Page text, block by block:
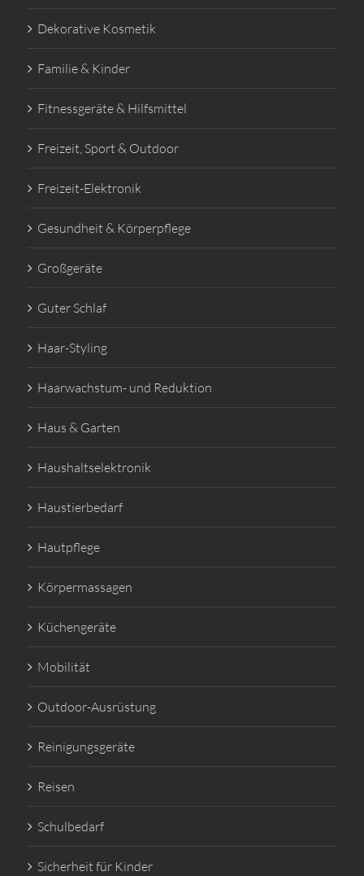
Dekorative Kosmetik
Familie & Kinder
Fitnessgeräte & Hilfsmittel
Freizeit, Sport & Outdoor
Freizeit-Elektronik
Gesundheit & Körperpflege
Großgeräte
Guter Schlaf
Haar-Styling
Haarwachstum- und Reduktion
Haus & Garten
Haushaltselektronik
Haustierbedarf
Hautpflege
Körpermassagen
Küchengeräte
Mobilität
Outdoor-Ausrüstung
Reinigungsgeräte
Reisen
Schulbedarf
Sicherheit für Kinder